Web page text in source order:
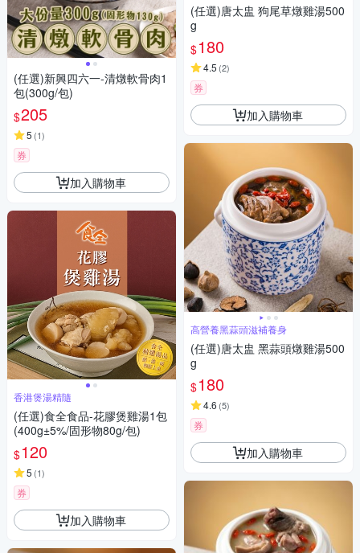
(任選)新興四六一-清燉軟骨肉1
包(300g/包)
$205
5 (1)
券
加入購物車
香港煲湯精隨
(任選)食全食品-花膠煲雞湯1包
(400g±5%/固形物80g/包)
$120
5 (1)
券
加入購物車
(任選)唐太盅 狗尾草燉雞湯500
g
$180
4.5 (2)
券
加入購物車
高營養黑蒜頭滋補養身
(任選)唐太盅 黑蒜頭燉雞湯500
g
$180
4.6 (5)
券
加入購物車